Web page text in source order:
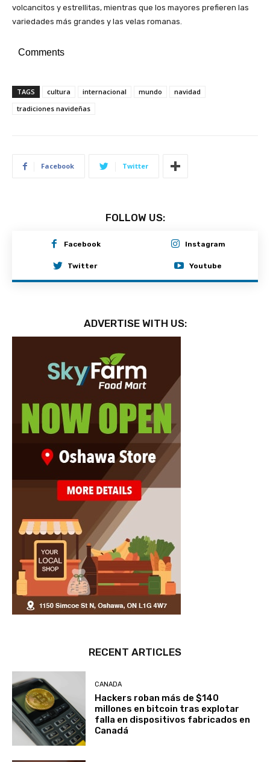
volcancitos y estrellitas, mientras que los mayores prefieren las
variedades más grandes y las velas romanas.
Comments
TAGS cultura internacional mundo
navidad
tradiciones navideñas
Facebook Twitter
FOLLOW US:
Facebook Instagram
Twitter Youtube
ADVERTISE WITH US:
RECENT ARTICLES
CANADA
Hackers roban más de $140
millones en bitcoin tras explotar
falla en dispositivos fabricados en
Canadá